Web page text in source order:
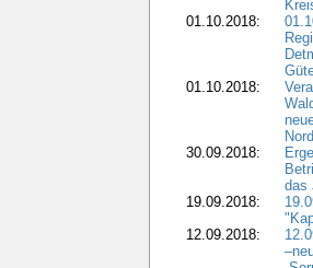
01.10.2018:
01.10.2018:
30.09.2018:
das
19.09.2018:
12.09.2018: